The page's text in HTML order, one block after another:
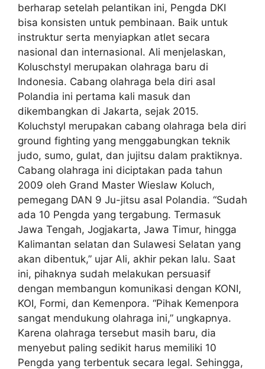
berharap setelah pelantikan ini, Pengda DKI
bisa konsisten untuk pembinaan. Baik untuk
instruktur serta menyiapkan atlet secara
nasional dan internasional. Ali menjelaskan,
Koluschstyl merupakan olahraga baru di
Indonesia. Cabang olahraga bela diri asal
Polandia ini pertama kali masuk dan
dikembangkan di Jakarta, sejak 2015.
Koluchstyl merupakan cabang olahraga bela diri
ground fighting yang menggabungkan teknik
judo, sumo, gulat, dan jujitsu dalam praktiknya.
Cabang olahraga ini diciptakan pada tahun
2009 oleh Grand Master Wieslaw Koluch,
pemegang DAN 9 Ju-jitsu asal Polandia. “Sudah
ada 10 Pengda yang tergabung. Termasuk
Jawa Tengah, Jogjakarta, Jawa Timur, hingga
Kalimantan selatan dan Sulawesi Selatan yang
akan dibentuk,” ujar Ali, akhir pekan lalu. Saat
ini, pihaknya sudah melakukan persuasif
dengan membangun komunikasi dengan KONI,
KOI, Formi, dan Kemenpora. “Pihak Kemenpora
sangat mendukung olahraga ini,” ungkapnya.
Karena olahraga tersebut masih baru, dia
menyebut paling sedikit harus memiliki 10
Pengda yang terbentuk secara legal. Sehingga,